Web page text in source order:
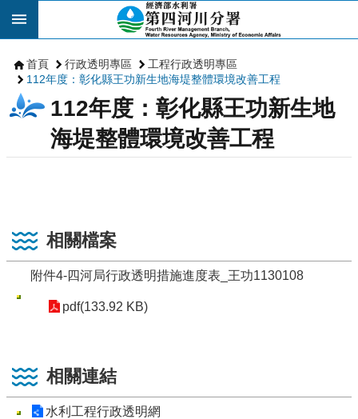
跳到主要內容區塊
首頁 行政透明專區
工程行政透明專區
112年度：彰化縣王功新生地海堤整體環境改善工程
112年度：彰化縣王功新生地
海堤整體環境改善工程
相關檔案
附件4-四河局行政透明措施進度表_王功1130108
pdf(133.92 KB)
相關連結
水利工程行政透明網